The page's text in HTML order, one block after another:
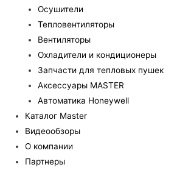
Осушители
Тепловентиляторы
Вентиляторы
Охладители и кондиционеры
Запчасти для тепловых пушек
Аксессуары MASTER
Автоматика Honeywell
Каталог Master
Видеообзоры
О компании
Партнеры